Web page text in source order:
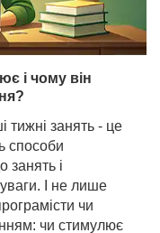
і чому він
тижні занять - це
способи
занять і
І не лише
чи
чи стимулює